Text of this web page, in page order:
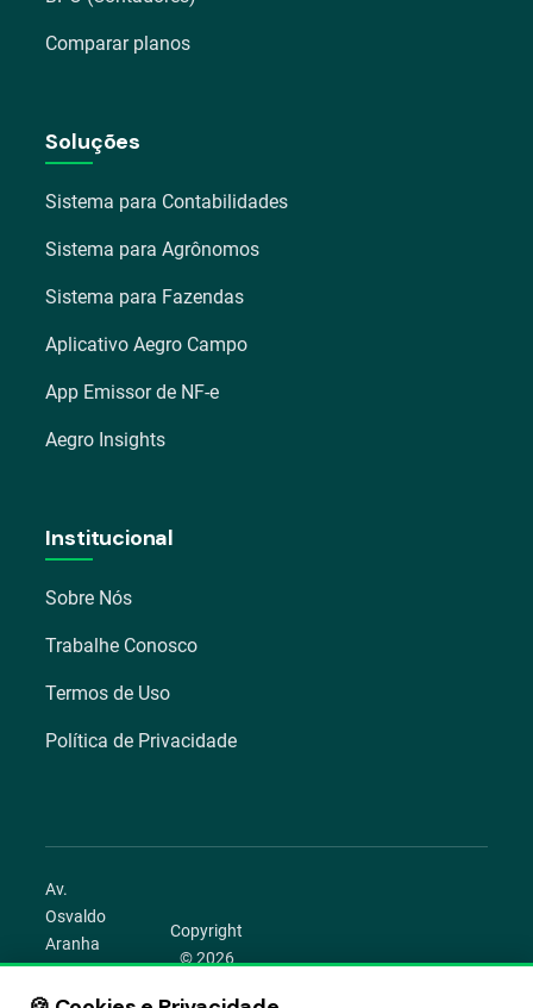
Comparar planos
Soluções
Sistema para Contabilidades
Sistema para Agrônomos
Sistema para Fazendas
Aplicativo Aegro Campo
App Emissor de NF-e
Aegro Insights
Institucional
Sobre Nós
Trabalhe Conosco
Termos de Uso
Política de Privacidade
Av.
Osvaldo
Aranha
1022 –
Bom
Copyright
© 2026